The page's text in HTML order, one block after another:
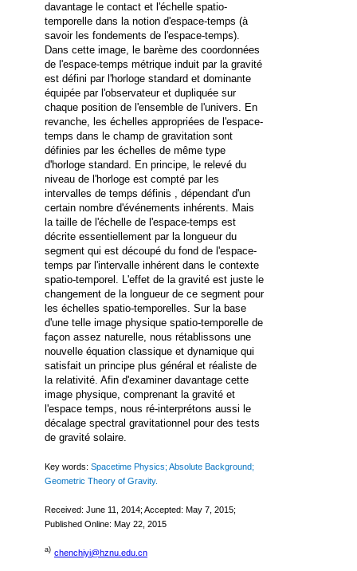
davantage le contact et l'échelle spatio-
temporelle dans la notion d'espace-temps (à
savoir les fondements de l'espace-temps).
Dans cette image, le barème des coordonnées
de l'espace-temps métrique induit par la gravité
est défini par l'horloge standard et dominante
équipée par l'observateur et dupliquée sur
chaque position de l'ensemble de l'univers. En
revanche, les échelles appropriées de l'espace-
temps dans le champ de gravitation sont
définies par les échelles de même type
d'horloge standard. En principe, le relevé du
niveau de l'horloge est compté par les
intervalles de temps définis , dépendant d'un
certain nombre d'événements inhérents. Mais
la taille de l'échelle de l'espace-temps est
décrite essentiellement par la longueur du
segment qui est découpé du fond de l'espace-
temps par l'intervalle inhérent dans le contexte
spatio-temporel. L'effet de la gravité est juste le
changement de la longueur de ce segment pour
les échelles spatio-temporelles. Sur la base
d'une telle image physique spatio-temporelle de
façon assez naturelle, nous rétablissons une
nouvelle équation classique et dynamique qui
satisfait un principe plus général et réaliste de
la relativité. Afin d'examiner davantage cette
image physique, comprenant la gravité et
l'espace temps, nous ré-interprétons aussi le
décalage spectral gravitationnel pour des tests
de gravité solaire.
Key words: Spacetime Physics; Absolute Background;
Geometric Theory of Gravity.
Received: June 11, 2014; Accepted: May 7, 2015;
Published Online: May 22, 2015
a) chenchiyi@hznu.edu.cn